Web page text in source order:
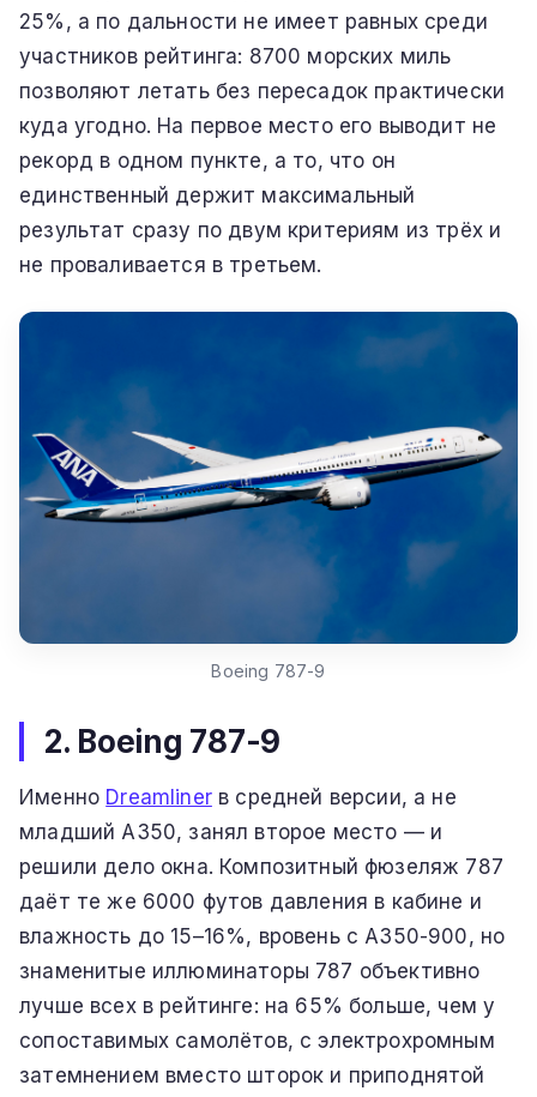
25%, а по дальности не имеет равных среди
участников рейтинга: 8700 морских миль
позволяют летать без пересадок практически
куда угодно. На первое место его выводит не
рекорд в одном пункте, а то, что он
единственный держит максимальный
результат сразу по двум критериям из трёх и
не проваливается в третьем.
Boeing 787-9
2. Boeing 787-9
Именно Dreamlinerв средней версии, а не
младший A350, занял второе место — и
решили дело окна. Композитный фюзеляж 787
даёт те же 6000 футов давления в кабине и
влажность до 15–16%, вровень с A350-900, но
знаменитые иллюминаторы 787 объективно
лучше всех в рейтинге: на 65% больше, чем у
сопоставимых самолётов, с электрохромным
затемнением вместо шторок и приподнятой